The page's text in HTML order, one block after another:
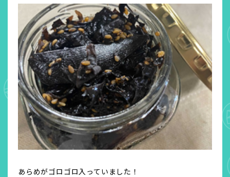
あらめがゴロゴロ入っていました！